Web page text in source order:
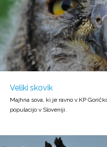
Veliki skovik
Majhna sova, ki je ravno v KP
populacijo v Sloveniji.